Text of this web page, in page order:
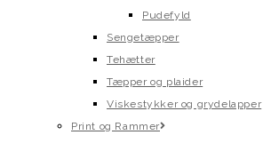
Pudefyld
Sengetæpper
Tehætter
Tæpper og plaider
Viskestykker og grydelapper
Print og Rammer